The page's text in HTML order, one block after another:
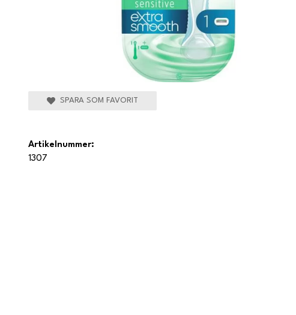
SPARA SOM FAVORIT
Artikelnummer:
1307